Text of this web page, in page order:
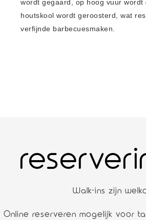
wordt gegaard, op hoog vuur wordt
houtskool wordt geroosterd, wat
verfijnde barbecuesmaken.
Walk-ins zijn
Online reserveren mogelijk voor